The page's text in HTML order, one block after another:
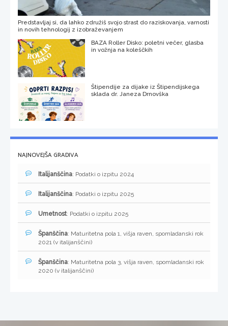
Predstavljaj si, da lahko združiš svojo strast do raziskovanja, varnosti
in novih tehnologij z izobraževanjem
BAZA Roller Disko: poletni večer, glasba
in vožnja na koleščkih
Štipendije za dijake iz Štipendijskega
sklada dr. Janeza Drnovška
NAJNOVEJŠA GRADIVA
Italijanščina: Podatki o izpitu 2024
Italijanščina: Podatki o izpitu 2025
Umetnost: Podatki o izpitu 2025
Španščina: Maturitetna pola 1, višja raven, spomladanski rok
2021 (v italijanščini)
Španščina: Maturitetna pola 3, višja raven, spomladanski rok
2020 (v italijanščini)